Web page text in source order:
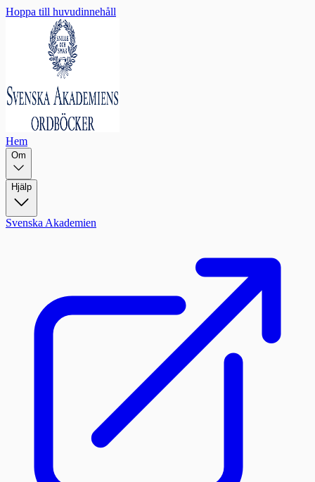
Hoppa till huvudinnehåll
Hem
Om
Hjälp
Svenska Akademien